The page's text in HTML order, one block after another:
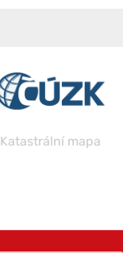
Katastrální mapa